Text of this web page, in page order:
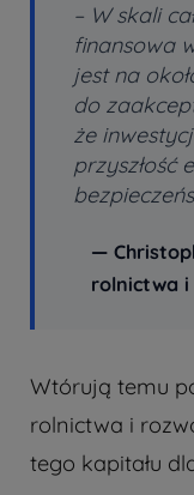
– W skali
finansowa
jest na
do
że
przyszłość
—
rolnictwa i
Wtórują temu
rolnictwa i
tego kapitału